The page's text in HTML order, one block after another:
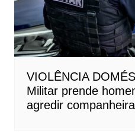
VIOLÊNCIA
Militar prende
agredir